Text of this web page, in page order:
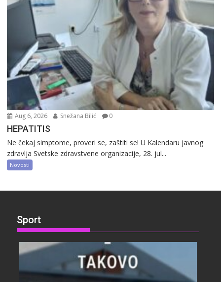
Aug 6, 2026 Snežana Bilić 0
HEPATITIS
Ne čekaj simptome, proveri se, zaštiti se! U Kalendaru javnog
zdravlja Svetske zdravstvene organizacije, 28. jul...
Novosti
Sport